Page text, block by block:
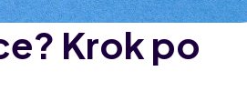
Krok po